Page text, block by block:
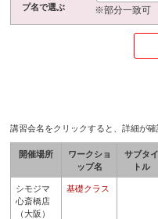
プ名で選ぶ
※部分一致可
講習会名をクリックすると、詳細が
開催場所
ワークショ
ップ名
サブタイ
トル
シモジマ
心斎橋店
（大阪）
基礎クラス